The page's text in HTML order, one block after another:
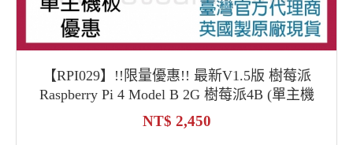
【RPI029】!!限量優惠!! 最新V1.5版 樹莓派
Raspberry Pi 4 Model B 2G 樹莓派4B (單主機
板優惠)
2,450